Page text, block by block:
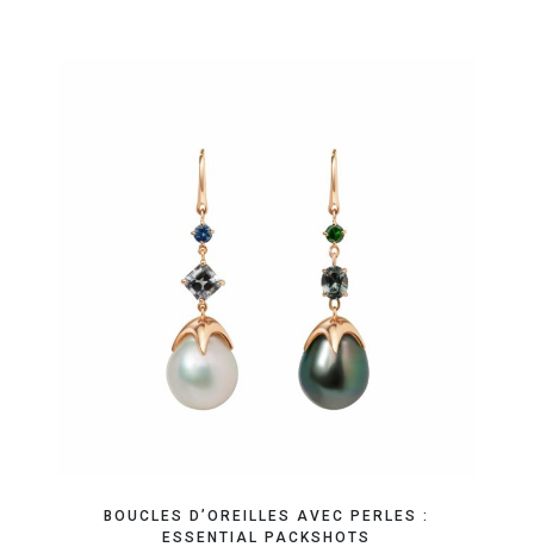
OBTENEZ VOTRE DEVIS EN 24H
BOUCLES D’OREILLES AVEC PERLES :
ESSENTIAL PACKSHOTS